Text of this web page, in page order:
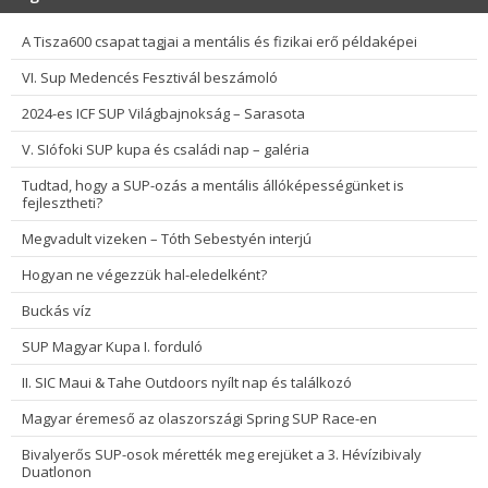
A Tisza600 csapat tagjai a mentális és fizikai erő példaképei
VI. Sup Medencés Fesztivál beszámoló
2024-es ICF SUP Világbajnokság – Sarasota
V. SIófoki SUP kupa és családi nap – galéria
Tudtad, hogy a SUP-ozás a mentális állóképességünket is
fejlesztheti?
Megvadult vizeken – Tóth Sebestyén interjú
Hogyan ne végezzük hal-eledelként?
Buckás víz
SUP Magyar Kupa I. forduló
II. SIC Maui & Tahe Outdoors nyílt nap és találkozó
Magyar éremeső az olaszországi Spring SUP Race-en
Bivalyerős SUP-osok mérették meg erejüket a 3. Hévízibivaly
Duatlonon